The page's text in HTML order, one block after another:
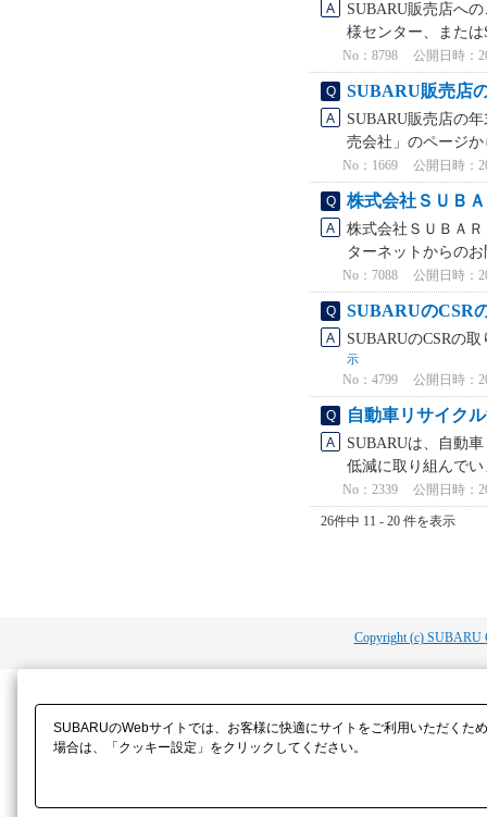
SUBARU販売店へ
様センター、また
No：8798 公開日時：
SUBARU販売店
SUBARU販売店の
売会社」のページ
No：1669 公開日時：
株式会社ＳＵＢ
株式会社ＳＵＢＡ
ターネットからの
No：7088 公開日時：
SUBARUのCSR
SUBARUのCSRの
示
No：4799 公開日時：
自動車リサイク
SUBARUは、自動
低減に取り組んで
No：2339 公開日時：
26件中 11 - 20 件を表示
Copyright (c) SUBARU
SUBARUのWebサイトでは、お客様に快適にサイトをご利用いただく
場合は、「クッキー設定」をクリックしてください。​